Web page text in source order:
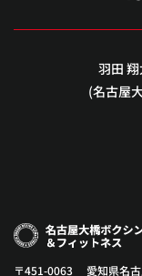
羽田
(名古屋
〒451-0063 愛知県名古